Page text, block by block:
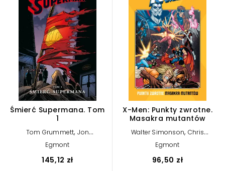
Śmierć Supermana. Tom
1
Tom Grummett,Jon
Bogdanove
Dan Jurgens
Louise Simonson,Roger Stern
Karl Kesel,Jerry Ordway
Jackson Guice
Egmont
145,12 zł
X-Men: Punkty zwrotne.
Masakra mutantów
Walter Simonson,Chris
, Louise Simonson
Ann Nocenti
Egmont
96,50 zł